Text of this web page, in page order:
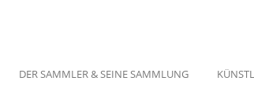
DER SAMMLER & SEINE SAMMLUNG